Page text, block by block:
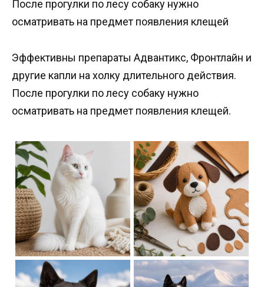
После прогулки по лесу собаку нужно
осматривать на предмет появления клещей
Эффективны препараты Адвантикс, Фронтлайн и
другие капли на холку длительного действия.
После прогулки по лесу собаку нужно
осматривать на предмет появления клещей.